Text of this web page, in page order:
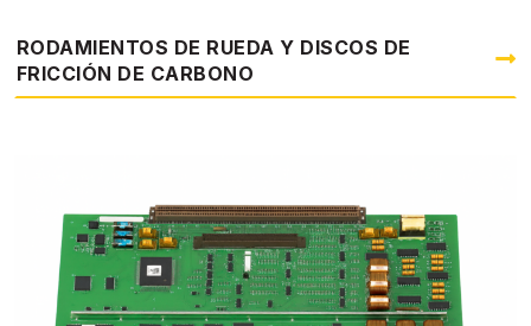
RODAMIENTOS DE RUEDA Y DISCOS DE
FRICCIÓN DE CARBONO